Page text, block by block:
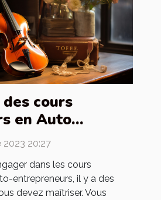
cours
en Auto
: quels sont
?
20:27
dans les cours
entrepreneurs, il y a des
devez maîtriser. Vous